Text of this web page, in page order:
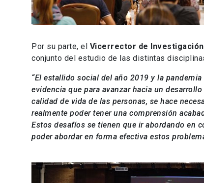
Por su parte, el Vicerrector de Investigación
conjunto del estudio de las distintas
“El estallido social del año 2019 y la
evidencia que para avanzar hacia un
calidad de vida de las personas, se hace
realmente poder tener una comprensión
Estos desafíos se tienen que ir abordando en
poder abordar en forma efectiva estos